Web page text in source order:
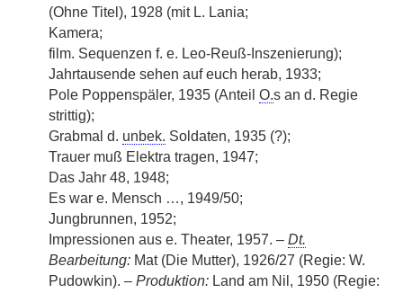
(Ohne Titel), 1928 (mit L. Lania;
Kamera;
film. Sequenzen f. e. Leo-Reuß-Inszenierung);
Jahrtausende sehen auf euch herab, 1933;
Pole Poppenspäler, 1935 (Anteil O.s an d. Regie
strittig);
Grabmal d. unbek. Soldaten, 1935 (?);
Trauer muß Elektra tragen, 1947;
Das Jahr 48, 1948;
Es war e. Mensch …, 1949/50;
Jungbrunnen, 1952;
Impressionen aus e. Theater, 1957. – Dt.
Bearbeitung: Mat (Die Mutter), 1926/27 (Regie: W.
Pudowkin). – Produktion: Land am Nil, 1950 (Regie: